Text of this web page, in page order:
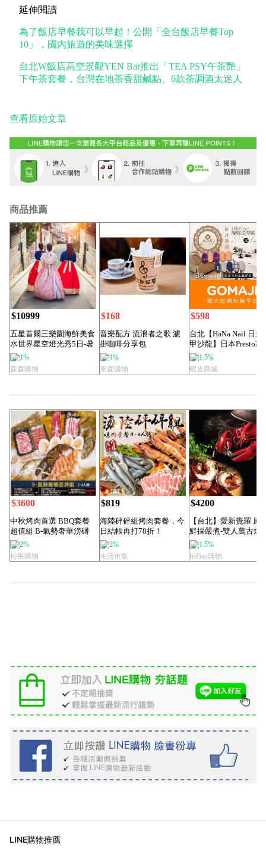
延伸閱讀
為了飯店早餐我可以早起！公開「全台飯店早餐Top
10」，國內旅遊的美味選擇
台北W飯店高空景觀YEN Bar推出「TEA PSY午茶艷」
下午茶套餐，台灣在地茶香甜鹹點、6款茶調酒太迷人
查看原始文章
商品推薦
$10999
五星首爾三樂園海鮮美食
水世界星空燈光秀5日-暑
1%
森森購物
$168
音樂配方 流浪者之歌 濾
掛咖啡分享包
1%
東森購物
$598
台北【HaNa Nail 日式
甲沙龍】日本Presto凝
膠...1.5%
蝦皮商城
$3600
中秋烤肉首選 BBQ套餐
超值組 B-氣勢奢華滂礡
組2-4人份
2%
松果購物
$819
海陸砰砰組烤肉套餐，今
日結帳再打78折！
2%
生活市集
$4200
【台北】愛新覺羅 原
鮮採嚴煮-雙人萬古燒
蝦海陸套餐
1.5%
friDay購物
LINE購物推薦